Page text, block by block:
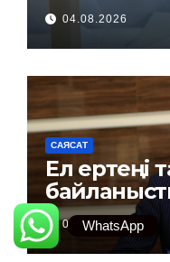
04.08.2026
САЯСАТ
Ел ертеңі
03.08.2026
WhatsApp